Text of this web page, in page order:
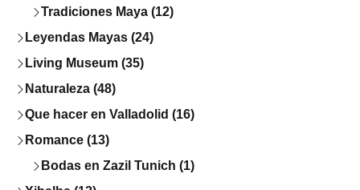
Tradiciones Maya (12)
Leyendas Mayas (24)
Living Museum (35)
Naturaleza (48)
Que hacer en Valladolid (16)
Romance (13)
Bodas en Zazil Tunich (1)